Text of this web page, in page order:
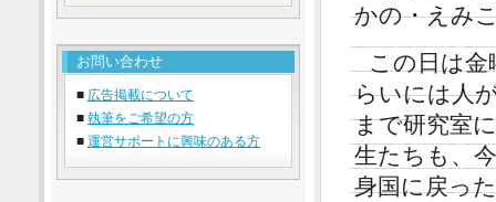
かの・えみ
この日は
らいには人
まで研究室
生たちも、
身国に戻っ
お問い合わせ
■ 広告掲載について
■ 執筆をご希望の方
■ 運営サポートに興味のある方